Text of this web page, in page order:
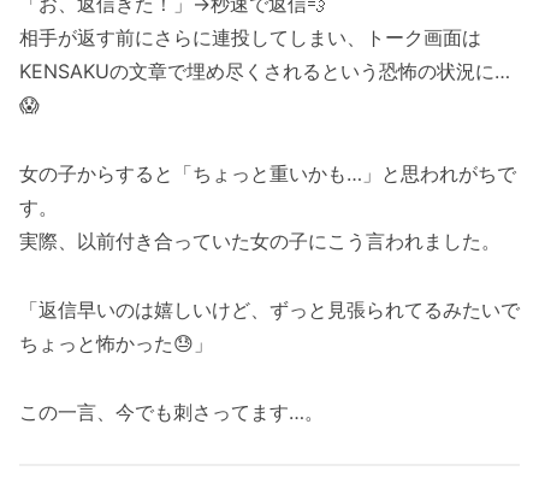
相手が返す前にさらに連投してしまい、トーク画面は
KENSAKUの文章で埋め尽くされるという恐怖の状況に…
😱
女の子からすると「ちょっと重いかも…」と思われがちで
す。
実際、以前付き合っていた女の子にこう言われました。
「返信早いのは嬉しいけど、ずっと見張られてるみたいで
ちょっと怖かった😓」
この一言、今でも刺さってます…。